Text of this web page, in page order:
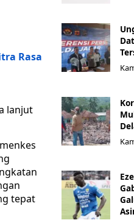
Rasa
lanjut
tepat